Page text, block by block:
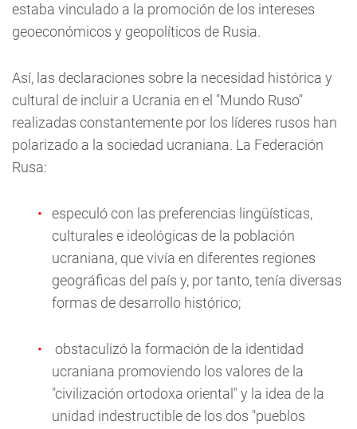
estaba vinculado a la promoción de los intereses
geoeconómicos y geopolíticos de Rusia.
Así, las declaraciones sobre la necesidad histórica y
cultural de incluir a Ucrania en el "Mundo Ruso"
realizadas constantemente por los líderes rusos han
polarizado a la sociedad ucraniana. La Federación
Rusa:
especuló con las preferencias lingüísticas,
culturales e ideológicas de la población
ucraniana, que vivía en diferentes regiones
geográficas del país y, por tanto, tenía diversas
formas de desarrollo histórico;
obstaculizó la formación de la identidad
ucraniana promoviendo los valores de la
"civilización ortodoxa oriental" y la idea de la
unidad indestructible de los dos "pueblos